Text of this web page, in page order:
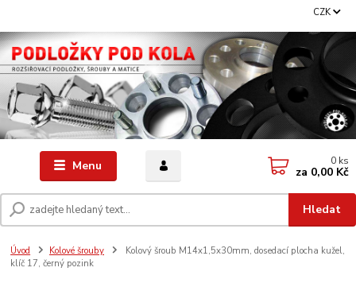
Menu
CZK
Hledat
0 ks
za 0,00 Kč
Úvod Kolové šrouby
Kolový šroub M14x1,5x30mm, dosedací plocha kužel,
klíč 17, černý pozink